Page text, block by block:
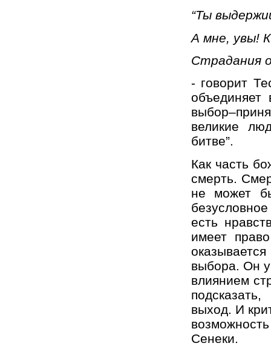
“Ты
А мне, увы!
Страдания
- говорит
объединяет
великие
битве”.
Как часть
смерть.
не может
есть
имеет
выбора. Он
влиянием
выход. И
Сенеки.